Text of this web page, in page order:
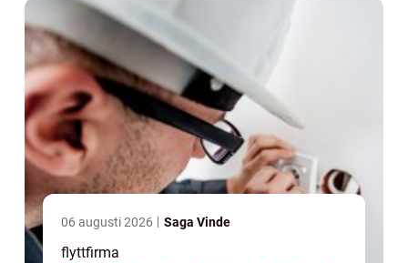
06 augusti 2026 Saga Vinde
flyttfirma